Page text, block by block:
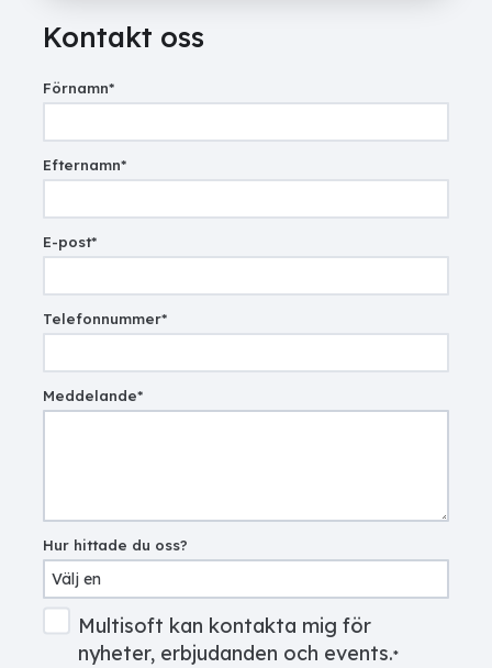
Kontakt oss
Förnamn*
Efternamn*
E-post*
Telefonnummer*
Meddelande*
Hur hittade du oss?
Multisoft kan kontakta mig för
nyheter, erbjudanden och events.*